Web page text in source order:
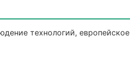
технологий, европейское